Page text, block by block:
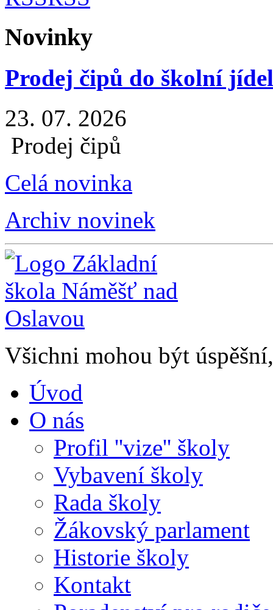
Novinky
Prodej čipů do školní
23. 07. 2026
Prodej čipů
Celá novinka
Archiv novinek
Všichni mohou být
Úvod
O nás
Profil ''vize'' školy
Vybavení školy
Rada školy
Žákovský parlament
Historie školy
Kontakt